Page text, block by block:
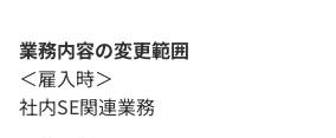
業務内容の変更範囲
＜雇入時＞
社内SE関連業務